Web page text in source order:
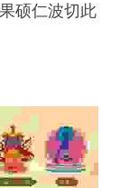
硕仁波切此